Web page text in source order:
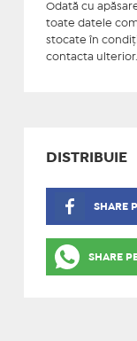
Odată cu
toate datele
stocate în
contacta ulterior.
DISTRIBUIE
SHARE
SHARE